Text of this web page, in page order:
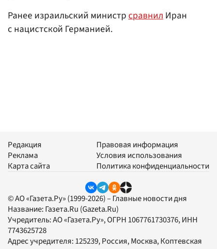
Ранее израильский министрсравнилИран
с нацистской Германией.
Редакция
Реклама
Карта сайта
Правовая информация
Условия использования
Политика конфиденциальности
© АО «Газета.Ру» (1999-2026) – Главные новости дня
Название: Газета.Ru (Gazeta.Ru)
Учредитель:АО «Газета.Ру», ОГРН 1067761730376, ИНН
7743625728
Адрес учредителя: 125239, Россия, Москва, Коптевская